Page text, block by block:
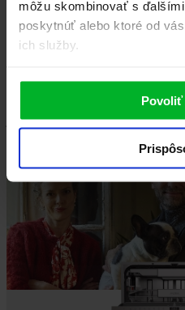
môžu skombinovať s
poskytnúť alebo ktoré od
ich služby.
Povoliť
Ryža
Chilli con carne z mletého mäsa
jednoduché